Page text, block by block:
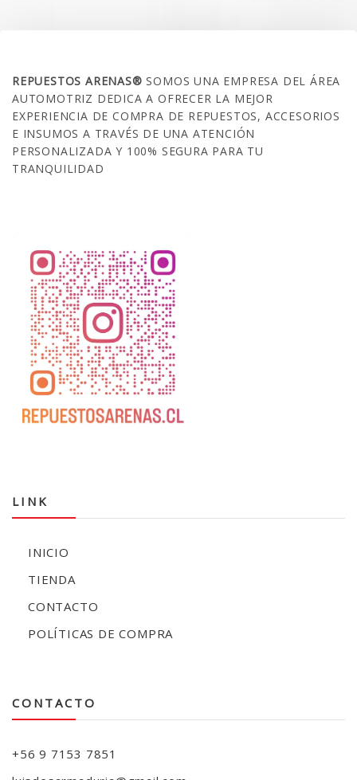
REPUESTOS ARENAS®SOMOS UNA EMPRESA DEL ÁREA
AUTOMOTRIZ DEDICA A OFRECER LA MEJOR
EXPERIENCIA DE COMPRA DE REPUESTOS, ACCESORIOS
E INSUMOS A TRAVÉS DE UNA ATENCIÓN
PERSONALIZADA Y 100% SEGURA PARA TU
TRANQUILIDAD
LINK
INICIO
TIENDA
CONTACTO
POLÍTICAS DE COMPRA
CONTACTO
+56 9 7153 7851